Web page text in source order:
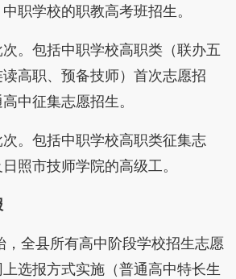
职学校的职教高考班招生。
次。包括中职学校高职类（联办五
高职、预备技师）首次志愿招
中征集志愿招生。
次。包括中职学校高职类征集志
照市技师学院的高级工。
，全县所有高中阶段学校招生志愿
选报方式实施（普通高中特长生